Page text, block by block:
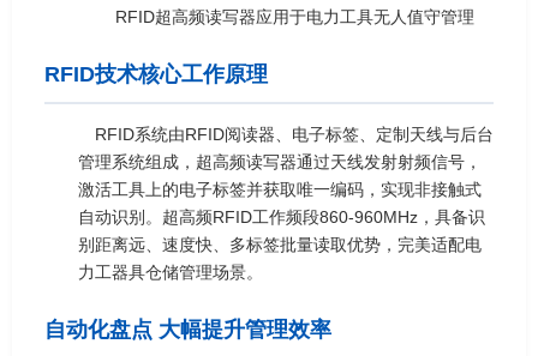
RFID超高频读写器应用于电力工具无人值守管理
RFID技术核心工作原理
RFID系统由RFID阅读器、电子标签、定制天线与后台
管理系统组成，超高频读写器通过天线发射射频信号，
激活工具上的电子标签并获取唯一编码，实现非接触式
自动识别。超高频RFID工作频段860-960MHz，具备识
别距离远、速度快、多标签批量读取优势，完美适配电
力工器具仓储管理场景。
自动化盘点 大幅提升管理效率